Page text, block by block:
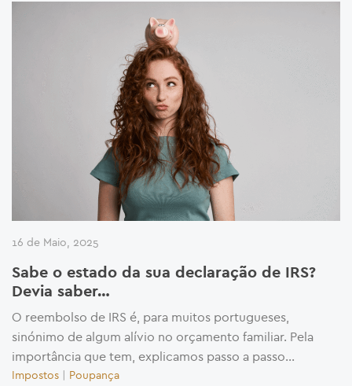
16 de Maio, 2025
Sabe o estado da sua declaração de IRS?
Devia saber…
O reembolso de IRS é, para muitos portugueses,
sinónimo de algum alívio no orçamento familiar. Pela
importância que tem, explicamos passo a passo...
Impostos | Poupança